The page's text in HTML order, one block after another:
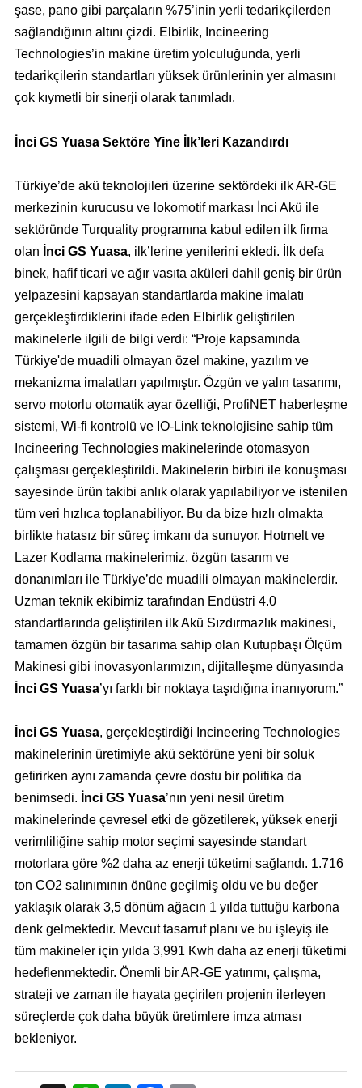
şase, pano gibi parçaların %75’inin yerli tedarikçilerden
sağlandığının altını çizdi. Elbirlik, Incineering
Technologies’in makine üretim yolculuğunda, yerli
tedarikçilerin standartları yüksek ürünlerinin yer almasını
çok kıymetli bir sinerji olarak tanımladı.
İnci GS Yuasa Sektöre Yine İlk’leri Kazandırdı
Türkiye’de akü teknolojileri üzerine sektördeki ilk AR-GE
merkezinin kurucusu ve lokomotif markası İnci Akü ile
sektöründe Turquality programına kabul edilen ilk firma
olan İnci GS Yuasa, ilk’lerine yenilerini ekledi. İlk defa
binek, hafif ticari ve ağır vasıta aküleri dahil geniş bir ürün
yelpazesini kapsayan standartlarda makine imalatı
gerçekleştirdiklerini ifade eden Elbirlik geliştirilen
makinelerle ilgili de bilgi verdi: “Proje kapsamında
Türkiye'de muadili olmayan özel makine, yazılım ve
mekanizma imalatları yapılmıştır. Özgün ve yalın tasarımı,
servo motorlu otomatik ayar özelliği, ProfiNET haberleşme
sistemi, Wi-fi kontrolü ve IO-Link teknolojisine sahip tüm
Incineering Technologies makinelerinde otomasyon
çalışması gerçekleştirildi. Makinelerin birbiri ile konuşması
sayesinde ürün takibi anlık olarak yapılabiliyor ve istenilen
tüm veri hızlıca toplanabiliyor. Bu da bize hızlı olmakta
birlikte hatasız bir süreç imkanı da sunuyor. Hotmelt ve
Lazer Kodlama makinelerimiz, özgün tasarım ve
donanımları ile Türkiye’de muadili olmayan makinelerdir.
Uzman teknik ekibimiz tarafından Endüstri 4.0
standartlarında geliştirilen ilk Akü Sızdırmazlık makinesi,
tamamen özgün bir tasarıma sahip olan Kutupbaşı Ölçüm
Makinesi gibi inovasyonlarımızın, dijitalleşme dünyasında
İnci GS Yuasa’yı farklı bir noktaya taşıdığına inanıyorum.”
İnci GS Yuasa, gerçekleştirdiği Incineering Technologies
makinelerinin üretimiyle akü sektörüne yeni bir soluk
getirirken aynı zamanda çevre dostu bir politika da
benimsedi. İnci GS Yuasa’nın yeni nesil üretim
makinelerinde çevresel etki de gözetilerek, yüksek enerji
verimliliğine sahip motor seçimi sayesinde standart
motorlara göre %2 daha az enerji tüketimi sağlandı. 1.716
ton CO2 salınımının önüne geçilmiş oldu ve bu değer
yaklaşık olarak 3,5 dönüm ağacın 1 yılda tuttuğu karbona
denk gelmektedir. Mevcut tasarruf planı ve bu işleyiş ile
tüm makineler için yılda 3,991 Kwh daha az enerji tüketimi
hedeflenmektedir. Önemli bir AR-GE yatırımı, çalışma,
strateji ve zaman ile hayata geçirilen projenin ilerleyen
süreçlerde çok daha büyük üretimlere imza atması
bekleniyor.